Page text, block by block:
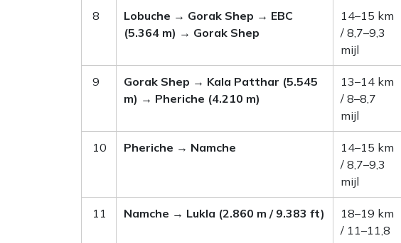
8
Lobuche → Gorak Shep → EBC
(5.364 m) → Gorak Shep
14–15 km
/ 8,7–9,3
mijl
9
Gorak Shep → Kala Patthar (5.545
m) → Pheriche (4.210 m)
13–14 km
/ 8–8,7
mijl
10 Pheriche → Namche
14–15 km
/ 8,7–9,3
mijl
11 Namche → Lukla (2.860 m / 9.383 ft)
18–19 km
/ 11–11,8